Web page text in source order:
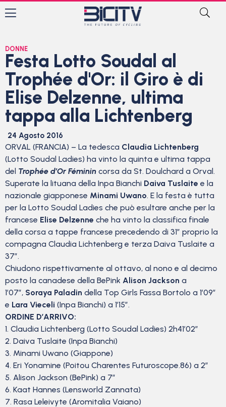
DONNE
Festa Lotto Soudal al
Trophée d'Or: il Giro è di
Elise Delzenne, ultima
tappa alla Lichtenberg
24 Agosto 2016
ORVAL (FRANCIA) – La tedesca Claudia Lichtenberg
(Lotto Soudal Ladies) ha vinto la quinta e ultima tappa
del Trophée d’Or Féminin corsa da St. Doulchard a Orval.
Superate la lituana della Inpa Bianchi Daiva Tuslaite e la
nazionale giapponese Minami Uwano. E la festa è tutta
per la Lotto Soudal Ladies che può esultare anche per la
francese Elise Delzenne che ha vinto la classifica finale
della corsa a tappe francese precedendo di 31″ proprio la
compagna Claudia Lichtenberg e terza Daiva Tuslaite a
37″.
Chiudono rispettivamente al ottavo, al nono e al decimo
posto la canadese della BePink Alison Jackson a
1’07”, Soraya Paladin della Top Girls Fassa Bortolo a 1’09”
e Lara Vieceli (Inpa Bianchi) a 1’15”.
ORDINE D’ARRIVO:
1. Claudia Lichtenberg (Lotto Soudal Ladies) 2h41’02”
2. Daiva Tuslaite (Inpa Bianchi)
3. Minami Uwano (Giappone)
4. Eri Yonamine (Poitou Charentes Futuroscope.86) a 2″
5. Alison Jackson (BePink) a 7″
6. Kaat Hannes (Lensworld Zannata)
7. Rasa Leleivyte (Aromitalia Vaiano)